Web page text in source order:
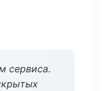
сервиса.